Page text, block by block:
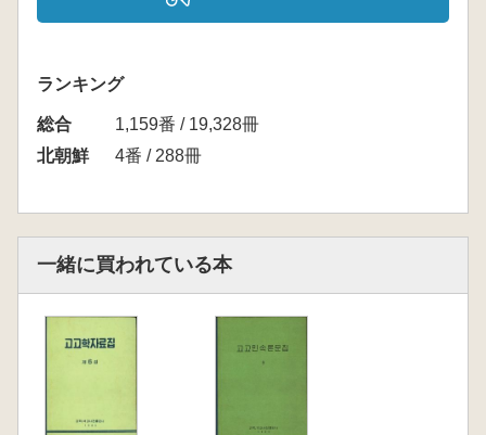
ランキング
総合
1,159番 / 19,328冊
北朝鮮
4番 / 288冊
一緒に買われている本